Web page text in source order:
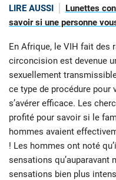
LIRE AUSSI
Lunettes
savoir si une personne
En Afrique, le VIH fait des
circoncision est devenue
sexuellement
ce type de procédure
s’avérer efficace. Les
profité pour savoir si le
hommes avaient
! Les hommes ont noté
sensations qu’auparavant
sensations bien plus